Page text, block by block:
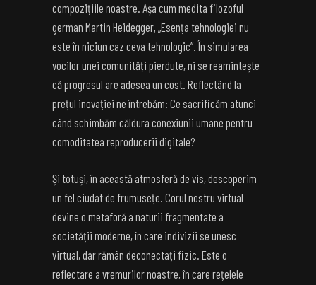
compozițiile noastre. Așa cum medita filozoful
german Martin Heidegger, „Esența tehnologiei nu
este în niciun caz ceva tehnologic”. În simularea
vocilor unei comunități pierdute, ni se reamintește
că progresul are adesea un cost. Reflectând la
prețul inovației ne întrebăm: Ce sacrificăm atunci
când schimbăm căldura conexiunii umane pentru
comoditatea reproducerii digitale?
Și totuși, în această atmosferă de vis, descoperim
un fel ciudat de frumusețe. Corul nostru virtual
devine o metaforă a naturii fragmentate a
societății moderne, în care indivizii se unesc
virtual, dar rămân deconectați fizic. Este o
reflectare a vremurilor noastre, în care rețelele